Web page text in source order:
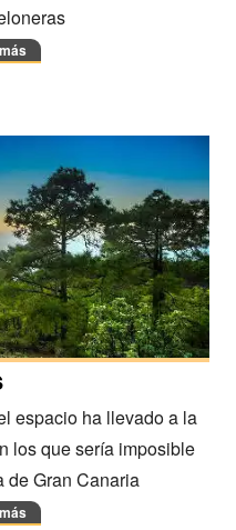
espacio ha llevado a la
los que sería imposible
de Gran Canaria